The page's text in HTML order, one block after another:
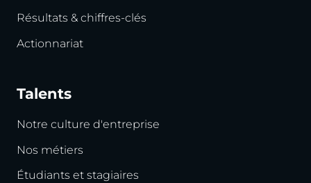
Résultats & chiffres-clés
Actionnariat
Talents
Notre culture d'entreprise
Nos métiers
Étudiants et stagiaires